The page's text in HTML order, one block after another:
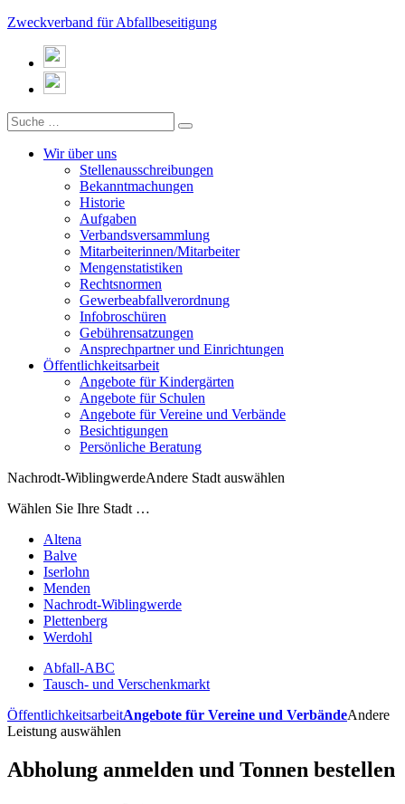
Zweckverband für Abfallbeseitigung
Wir über uns
Stellenausschreibungen
Bekanntmachungen
Historie
Aufgaben
Verbandsversammlung
Mitarbeiterinnen/Mitarbeiter
Mengenstatistiken
Rechtsnormen
Gewerbeabfallverordnung
Infobroschüren
Gebührensatzungen
Ansprechpartner und Einrichtungen
Öffentlichkeitsarbeit
Angebote für Kindergärten
Angebote für Schulen
Angebote für Vereine und Verbände
Besichtigungen
Persönliche Beratung
Nachrodt-WiblingwerdeAndere Stadt auswählen
Wählen Sie Ihre Stadt …
Altena
Balve
Iserlohn
Menden
Nachrodt-Wiblingwerde
Plettenberg
Werdohl
Abfall-ABC
Tausch- und Verschenkmarkt
ÖffentlichkeitsarbeitAngebote für Vereine und VerbändeAndere
Leistung auswählen
Abholung anmelden und Tonnen bestellen